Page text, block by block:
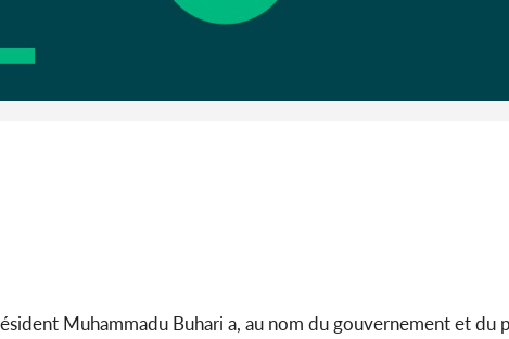
Muhammadu Buhari a, au nom du gouvernement et du